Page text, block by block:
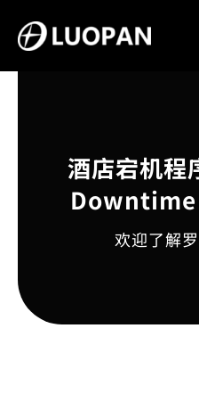
content
酒店宕机
欢迎了解